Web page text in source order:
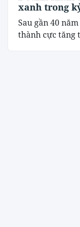
xanh trong
Sau gần 40
thành cực tăng